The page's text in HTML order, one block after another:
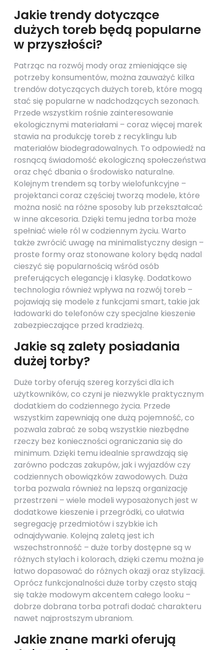
Jakie trendy dotyczące
dużych toreb będą popularne
w przyszłości?
Patrząc na rozwój mody oraz zmieniające się
potrzeby konsumentów, można zauważyć kilka
trendów dotyczących dużych toreb, które mogą
stać się popularne w nadchodzących sezonach.
Przede wszystkim rośnie zainteresowanie
ekologicznymi materiałami – coraz więcej marek
stawia na produkcję toreb z recyklingu lub
materiałów biodegradowalnych. To odpowiedź na
rosnącą świadomość ekologiczną społeczeństwa
oraz chęć dbania o środowisko naturalne.
Kolejnym trendem są torby wielofunkcyjne –
projektanci coraz częściej tworzą modele, które
można nosić na różne sposoby lub przekształcać
w inne akcesoria. Dzięki temu jedna torba może
spełniać wiele ról w codziennym życiu. Warto
także zwrócić uwagę na minimalistyczny design –
proste formy oraz stonowane kolory będą nadal
cieszyć się popularnością wśród osób
preferujących elegancję i klasykę. Dodatkowo
technologia również wpływa na rozwój toreb –
pojawiają się modele z funkcjami smart, takie jak
ładowarki do telefonów czy specjalne kieszenie
zabezpieczające przed kradzieżą.
Jakie są zalety posiadania
dużej torby?
Duże torby oferują szereg korzyści dla ich
użytkowników, co czyni je niezwykle praktycznym
dodatkiem do codziennego życia. Przede
wszystkim zapewniają one dużą pojemność, co
pozwala zabrać ze sobą wszystkie niezbędne
rzeczy bez konieczności ograniczania się do
minimum. Dzięki temu idealnie sprawdzają się
zarówno podczas zakupów, jak i wyjazdów czy
codziennych obowiązków zawodowych. Duża
torba pozwala również na lepszą organizację
przestrzeni – wiele modeli wyposażonych jest w
dodatkowe kieszenie i przegródki, co ułatwia
segregację przedmiotów i szybkie ich
odnajdywanie. Kolejną zaletą jest ich
wszechstronność – duże torby dostępne są w
różnych stylach i kolorach, dzięki czemu można je
łatwo dopasować do różnych okazji oraz stylizacji.
Oprócz funkcjonalności duże torby często stają
się także modowym akcentem całego looku –
dobrze dobrana torba potrafi dodać charakteru
nawet najprostszym ubraniom.
Jakie znane marki oferują